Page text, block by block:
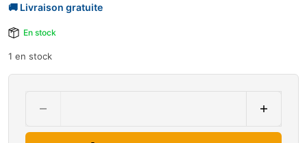
En stock
1 en stock